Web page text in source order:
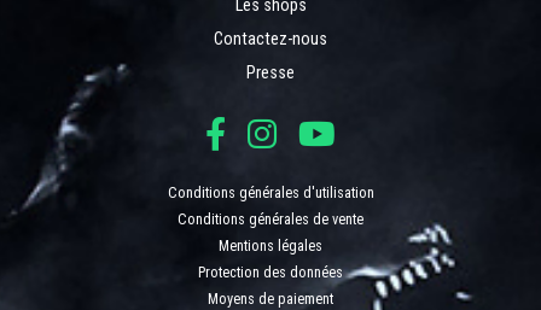
Les shops
Contactez-nous
Presse
Conditions générales d'utilisation
Conditions générales de vente
Mentions légales
Protection des données
Moyens de paiement